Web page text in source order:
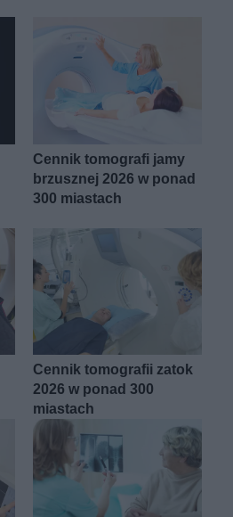
Cennik tomografi jamy
brzusznej 2026 w ponad
300 miastach
Cennik tomografii zatok
2026 w ponad 300
miastach